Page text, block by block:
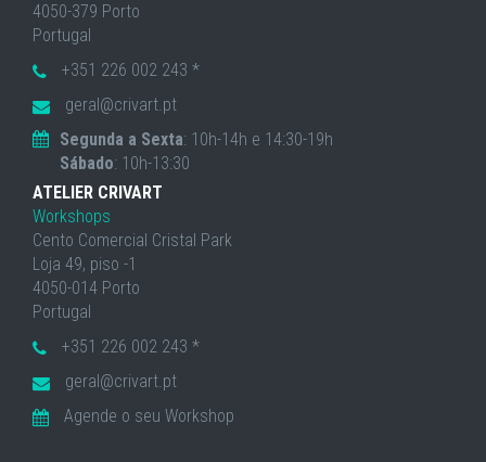
4050-379 Porto
Portugal
+351 226 002 243 *
geral@crivart.pt
Segunda a Sexta: 10h-14h e 14:30-19h
Sábado: 10h-13:30
ATELIER CRIVART
Workshops
Cento Comercial Cristal Park
Loja 49, piso -1
4050-014 Porto
Portugal
+351 226 002 243 *
geral@crivart.pt
Agende o seu Workshop